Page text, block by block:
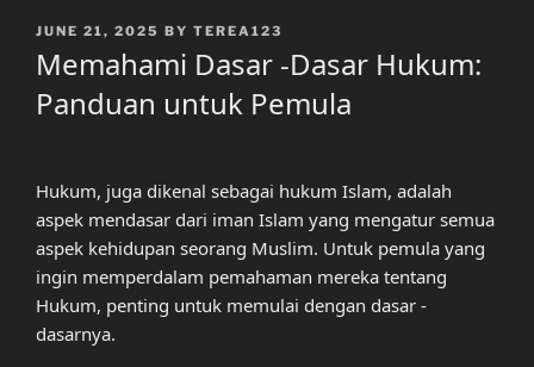
POSTED
JUNE 21, 2025 BY TEREA123
Memahami Dasar -Dasar Hukum:
Panduan untuk Pemula
Hukum, juga dikenal sebagai hukum Islam, adalah
aspek mendasar dari iman Islam yang mengatur semua
aspek kehidupan seorang Muslim. Untuk pemula yang
ingin memperdalam pemahaman mereka tentang
Hukum, penting untuk memulai dengan dasar -
dasarnya.